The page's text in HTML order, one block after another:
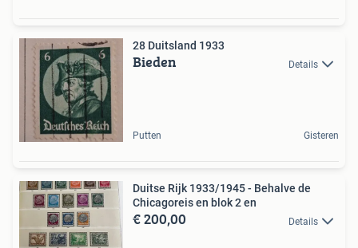
28 Duitsland 1933
Bieden Details
Putten Gisteren
Duitse Rijk 1933/1945 - Behalve de
Chicagoreis en blok 2 en
€ 200,00 Details